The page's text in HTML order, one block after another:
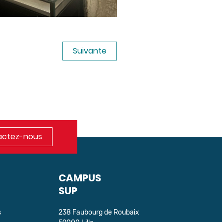
Suivante
nous
CAMPUS
SUP
238 Faubourg de Roubaix